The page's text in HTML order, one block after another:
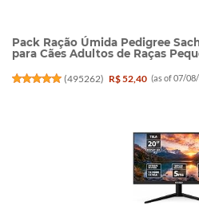
Pack Ração Úmida Pedigree
para Cães Adultos de Raças
(495262) R$ 52,40 (as of 07/